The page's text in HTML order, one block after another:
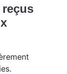
reçus